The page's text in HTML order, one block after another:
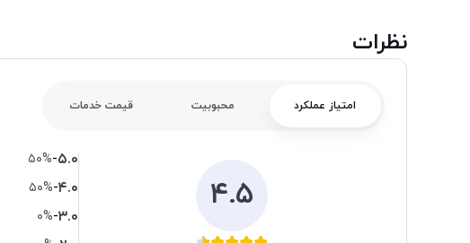
‌نظرات
امتیاز عملکرد محبوبیت قیمت خدمات
۴.۵
۵.۰-۵۰%
۴.۰-۵۰%
۳.۰-۰%